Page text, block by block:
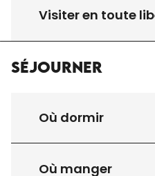
Visiter en toute
Séjourner
Où dormir
Où manger